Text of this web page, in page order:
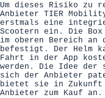
Um dieses Risiko zu
Anbieter TIER Mobility
erstmals eine
Scootern ein. Die
im oberen Bereich an
befestigt. Der Helm
Fahrt in der App
werden. Die Idee der
sich der Anbieter
bietet sie in Zukunft
Anbieter zum Kauf an.